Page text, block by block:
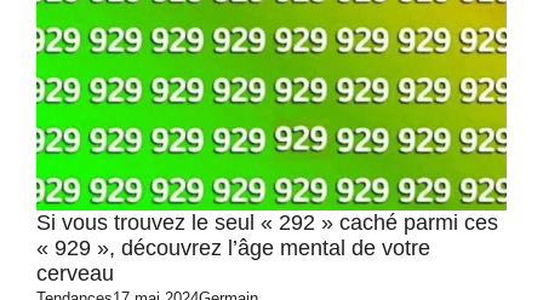
Si vous trouvez le seul « 292 » caché parmi ces
« 929 », découvrez l’âge mental de votre
cerveau